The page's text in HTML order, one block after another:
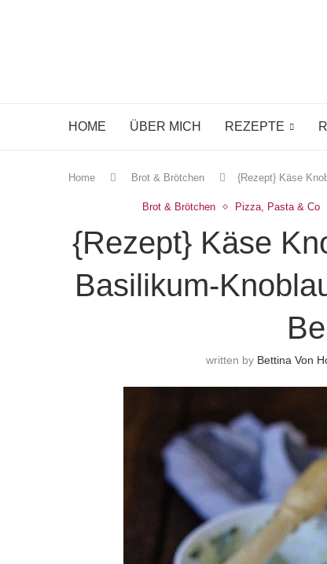
HOME ÜBER MICH REZEPTE
Home Brot & Brötchen {Rezept} Käse
Brot & Brötchen Pizza, Pasta & Co
{Rezept} Käse
Basilikum-
written by Bettina Von